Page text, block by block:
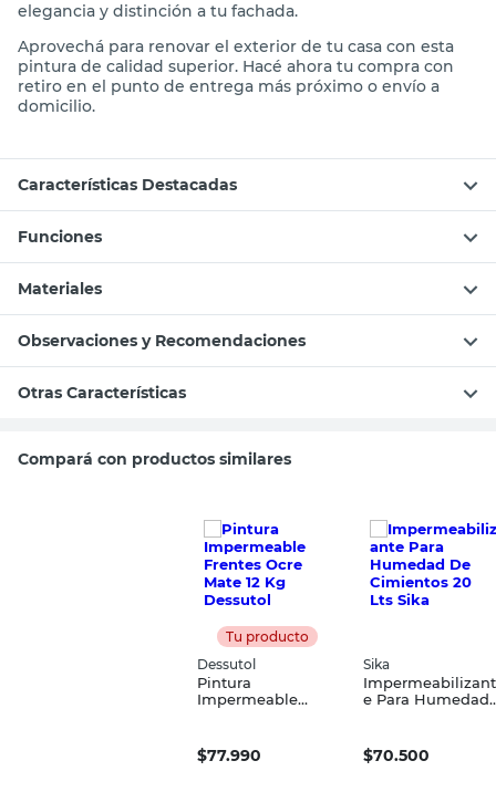
elegancia y distinción a tu fachada.
Aprovechá para renovar el exterior de tu casa con esta
pintura de calidad superior. Hacé ahora tu compra con
retiro en el punto de entrega más próximo o envío a
domicilio.
Características Destacadas
Funciones
Materiales
Observaciones y Recomendaciones
Otras Características
Compará con productos similares
Tu producto
Dessutol
Pintura
Impermeable
$77.990
Sika
Impermeabilizant
e Para Humedad
$70.500